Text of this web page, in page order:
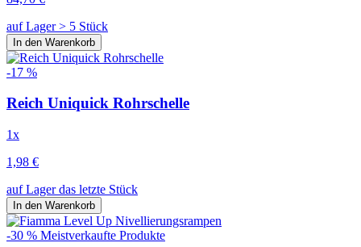
auf Lager > 5 Stück
In den Warenkorb
-17 %
Reich Uniquick Rohrschelle
1x
1,98 €
auf Lager das letzte Stück
In den Warenkorb
-30 % Meistverkaufte Produkte